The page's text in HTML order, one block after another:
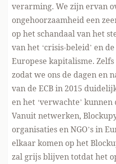
verarming. We zijn ervan
ongehoorzaamheid een
op het schandaal van het
van het ‘crisis-beleid’ en
Europese kapitalisme.
zodat we ons de dagen en
van de ECB in 2015
en het ‘verwachte’
Vanuit netwerken,
organisaties en NGO’s in
elkaar komen op het
zal grijs blijven totdat het